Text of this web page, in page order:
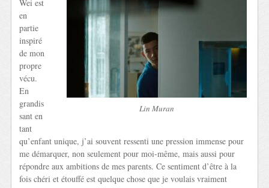
Lin Muran
Wei est
en
partie
inspiré
de mon
propre
vécu.
En
grandis
sant en
tant
qu’enfant unique, j’ai souvent ressenti une pression immense pour
me démarquer, non seulement pour moi-même, mais aussi pour
répondre aux ambitions de mes parents. Ce sentiment d’être à la
fois chéri et étouffé est quelque chose que je voulais vraiment